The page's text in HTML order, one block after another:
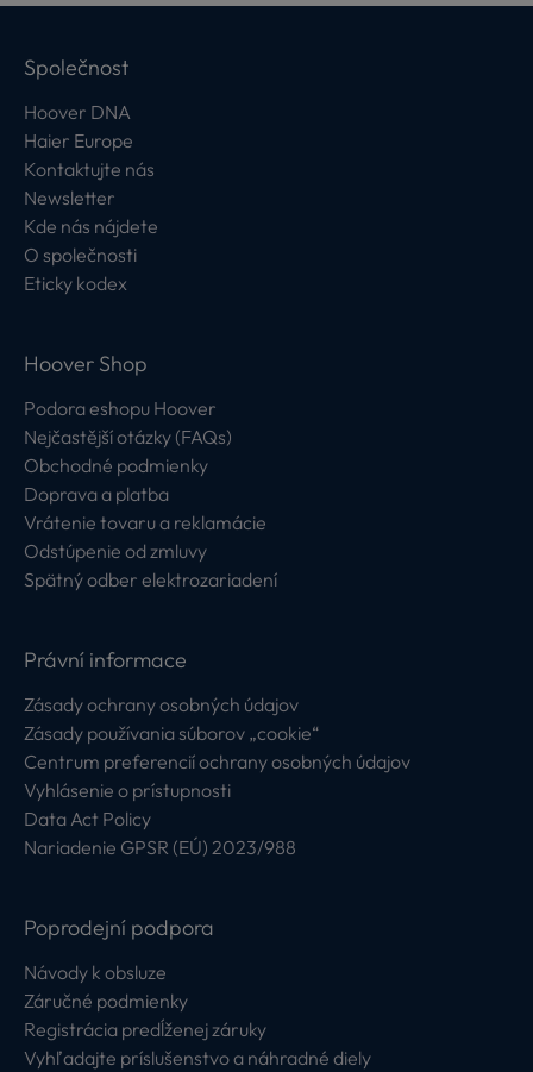
Společnost
Hoover DNA
Haier Europe
Kontaktujte nás
Newsletter
Kde nás nájdete
O společnosti
Eticky kodex
Hoover Shop
Podora eshopu Hoover
Nejčastější otázky (FAQs)
Obchodné podmienky
Doprava a platba
Vrátenie tovaru a reklamácie
Odstúpenie od zmluvy
Spätný odber elektrozariadení
Právní informace
Zásady ochrany osobných údajov
Zásady používania súborov „cookie“
Centrum preferencií ochrany osobných údajov
Vyhlásenie o prístupnosti
Data Act Policy
Nariadenie GPSR (EÚ) 2023/988
Poprodejní podpora
Návody k obsluze
Záručné podmienky
Registrácia predĺženej záruky
Vyhľadajte príslušenstvo a náhradné diely